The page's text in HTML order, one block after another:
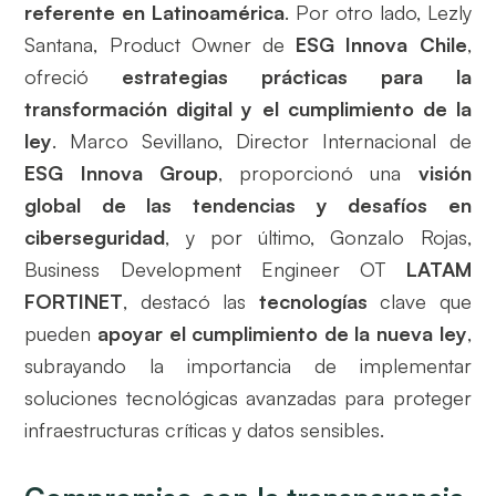
referente en Latinoamérica. Por otro lado, Lezly
Santana, Product Owner de ESG Innova Chile,
ofreció estrategias prácticas para la
transformación digital y el cumplimiento de la
ley. Marco Sevillano, Director Internacional de
ESG Innova Group, proporcionó una visión
global de las tendencias y desafíos en
ciberseguridad, y por último, Gonzalo Rojas,
Business Development Engineer OT LATAM
FORTINET, destacó las tecnologías clave que
pueden apoyar el cumplimiento de la nueva ley,
subrayando la importancia de implementar
soluciones tecnológicas avanzadas para proteger
infraestructuras críticas y datos sensibles.